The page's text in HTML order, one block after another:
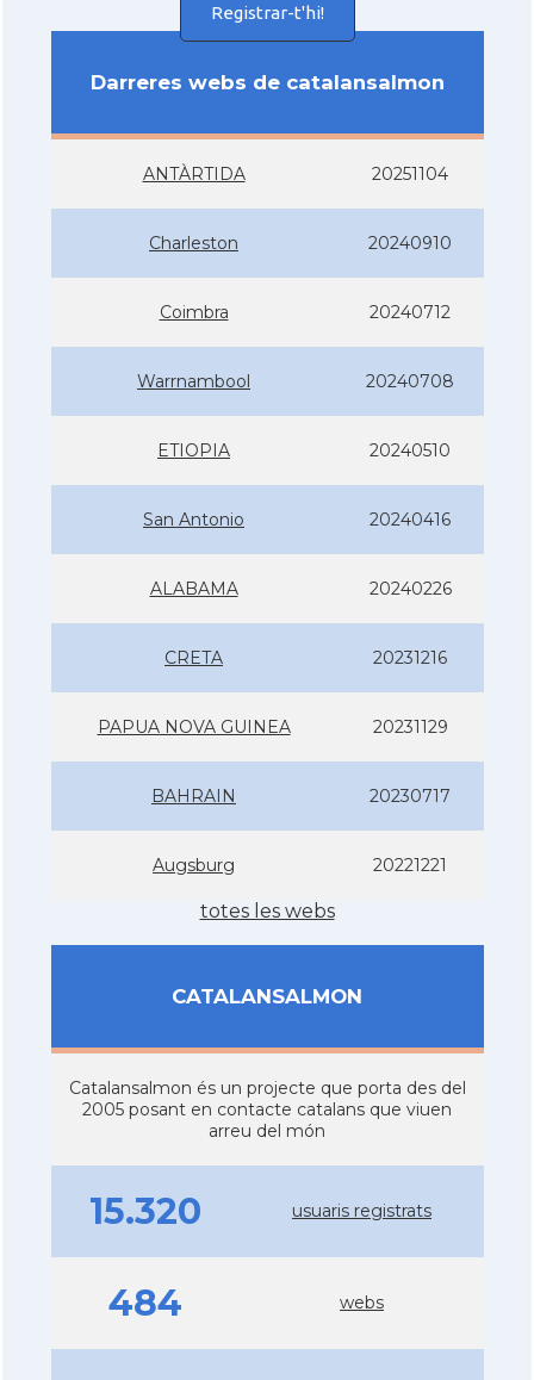
Registrar-t'hi!
Darreres webs de catalansalmon
ANTÀRTIDA 20251104
Charleston 20240910
Coimbra 20240712
Warrnambool 20240708
ETIOPIA 20240510
San Antonio 20240416
ALABAMA 20240226
CRETA 20231216
PAPUA NOVA GUINEA 20231129
BAHRAIN 20230717
Augsburg 20221221
totes les webs
CATALANSALMON
Catalansalmon és un projecte que porta des del
2005 posant en contacte catalans que viuen
arreu del món
15.320 usuaris registrats
484 webs